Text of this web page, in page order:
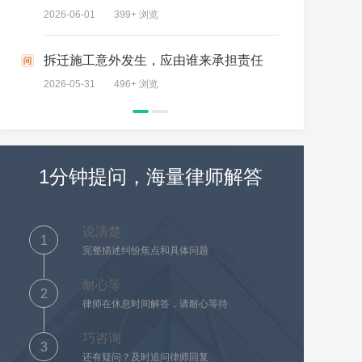
2026-06-01 399+ 浏览
拆迁施工意外发生，应由谁来承担责任
2026-05-31 496+ 浏览
1分钟提问，海量律师解答
1
说清楚
完整描述纠纷焦点和具体问题
2
耐心等
律师在休息时间解答，请耐心等待
3
巧咨询
还有疑问？及时追问律师回复